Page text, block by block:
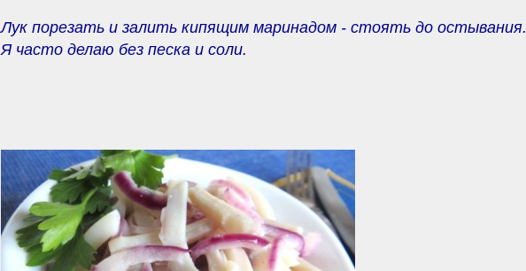
Лук порезать и залить кипящим маринадом - стоять до остывания.
Я часто делаю без песка и соли.